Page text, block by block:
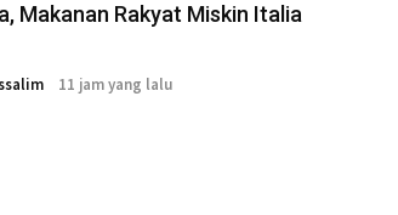
Makanan Rakyat Miskin Italia
11 jam yang lalu